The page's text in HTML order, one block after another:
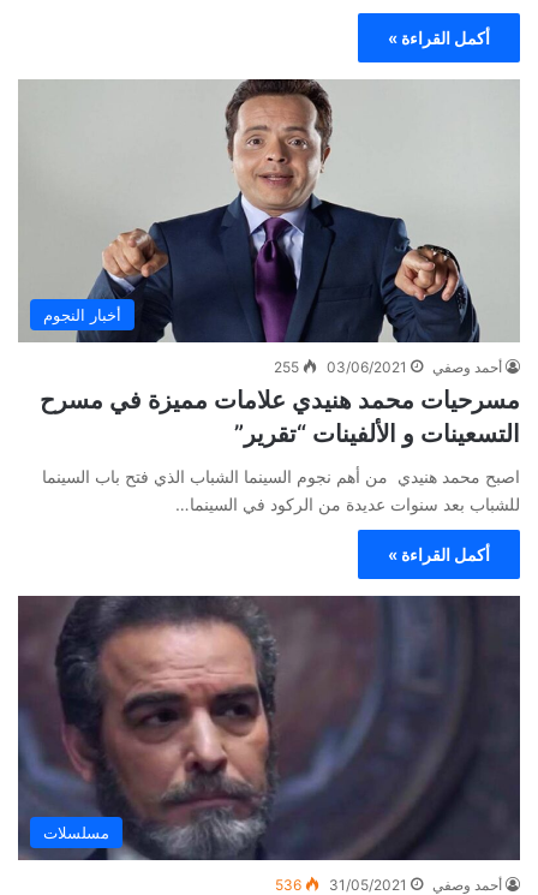
أكمل القراءة »
أخبار النجوم
أحمد وصفي 03/06/2021
255
مسرحيات محمد هنيدي علامات مميزة في مسرح
التسعينات و الألفينات “تقرير”
اصبح محمد هنيدي من أهم نجوم السينما الشباب الذي فتح باب السينما
للشباب بعد سنوات عديدة من الركود في السينما…
أكمل القراءة »
مسلسلات
أحمد وصفي 31/05/2021
536